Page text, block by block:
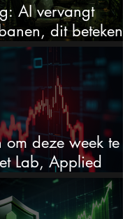
AI vervangt
dit betekent
deze week te
Lab, Applied
zwaarste AI-test